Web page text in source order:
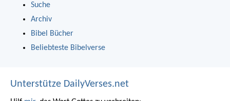
Suche
Archiv
Bibel Bücher
Beliebteste Bibelverse
Unterstütze DailyVerses.net